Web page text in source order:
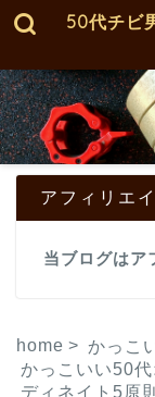
50代チビ
アフィリエ
当ブログはア
home > かっこ
かっこいい50
ディネイト5原則